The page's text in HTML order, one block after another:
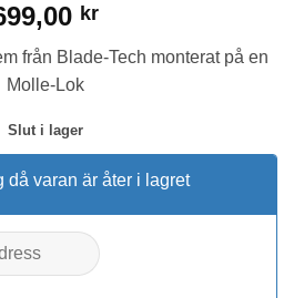
kr
från Blade-Tech monterat på en
Molle-Lok
Slut i lager
då varan är åter i lagret